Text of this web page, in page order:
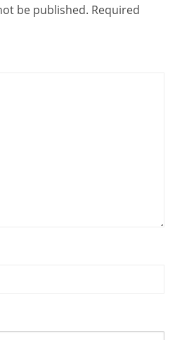
be published. Required